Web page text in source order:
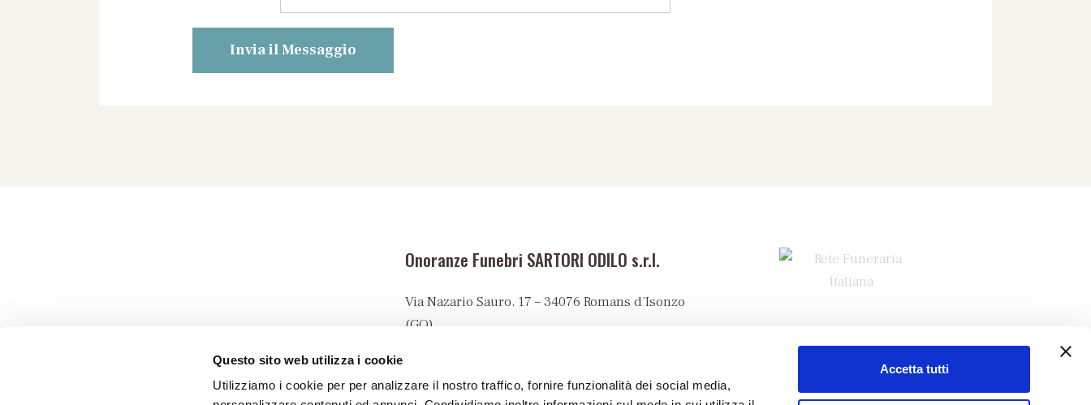
Questo sito web utilizza i cookie
Utilizziamo i cookie per per analizzare il nostro traffico, fornire funzionalità dei social media,
Accetta tutti
Onoranze Funebri SARTORI ODILO s.r.l.
Via Nazario Sauro, 17 – 34076 Romans d’Isonzo
(GO)
PEC: